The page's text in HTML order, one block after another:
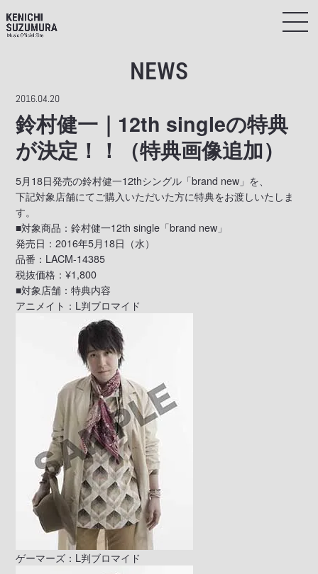
NEWS
2016.04.20
鈴村健一｜12th singleの特典
が決定！！（特典画像追加）
5月18日発売の鈴村健一12thシングル「brand new」を、
下記対象店舗にてご購入いただいた方に特典をお渡しいたしま
す。
■対象商品：鈴村健一12th single「brand new」
発売日：2016年5月18日（水）
品番：LACM-14385
税抜価格：¥1,800
■対象店舗：特典内容
アニメイト：L判ブロマイド
ゲーマーズ：L判ブロマイド